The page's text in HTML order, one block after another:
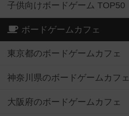
子供向けボードゲーム TOP50
ボードゲームカフェ
東京都のボードゲームカフェ
神奈川県のボードゲームカフェ
大阪府のボードゲームカフェ